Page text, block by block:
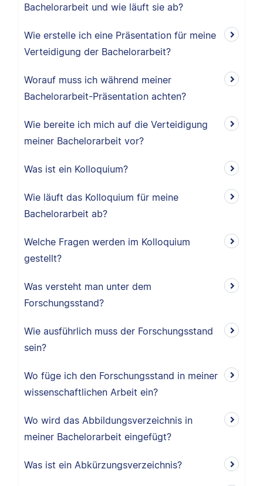
Bachelorarbeit und wie läuft sie ab?
Wie erstelle ich eine Präsentation für meine
Verteidigung der Bachelorarbeit?
Worauf muss ich während meiner
Bachelorarbeit-Präsentation achten?
Wie bereite ich mich auf die Verteidigung
meiner Bachelorarbeit vor?
Was ist ein Kolloquium?
Wie läuft das Kolloquium für meine
Bachelorarbeit ab?
Welche Fragen werden im Kolloquium
gestellt?
Was versteht man unter dem
Forschungsstand?
Wie ausführlich muss der Forschungsstand
sein?
Wo füge ich den Forschungsstand in meiner
wissenschaftlichen Arbeit ein?
Wo wird das Abbildungsverzeichnis in
meiner Bachelorarbeit eingefügt?
Was ist ein Abkürzungsverzeichnis?